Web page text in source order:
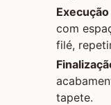
com
filé,
tapete.